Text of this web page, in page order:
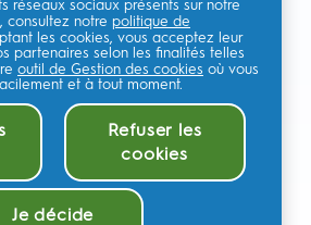
ligne. Je peux medésinscrireà tout moment.
du traitement des données, traitera
pour vous permettre de vous inscrire sur ce
et, selon votre consentement, de vous
commerciales pertinentes, y compris des
sur le traitement de vos données et vos droits
ou consultez notrePolitique de
complète.
ans et acceptez nosConditions générales
réseaux sociaux présents sur notre
consultez notre politique de
les cookies, vous acceptez leur
partenaires selon les finalités telles
outil de Gestion des cookies où vous
et à tout moment.
Refuser les
cookies
Je décide